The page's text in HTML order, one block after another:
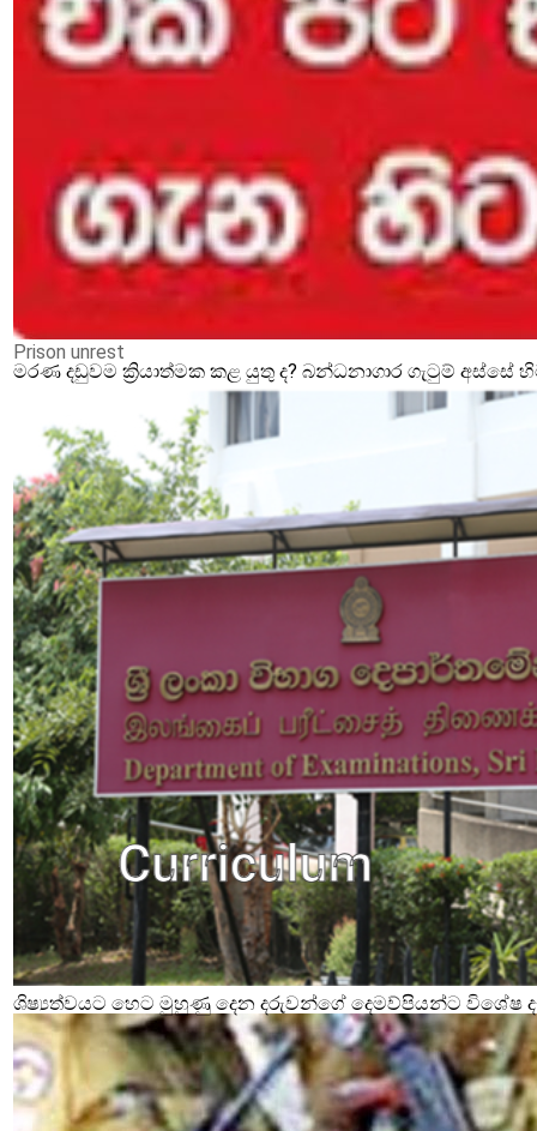
Prison unrest
මරණ දඩුවම ක්‍රියාත්මක කළ යුතු ද? බන්ධනාගාර ගැටුම්
ශිෂ්‍යත්වයට හෙට මුහුණු දෙන දරුවන්ගේ දෙමව්පියන්ට විශේෂ